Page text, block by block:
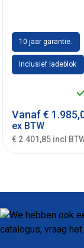
10 jaar garantie.
Inclusief ladeblok
Vanaf€
ex BTW
€ 2.401,85 incl